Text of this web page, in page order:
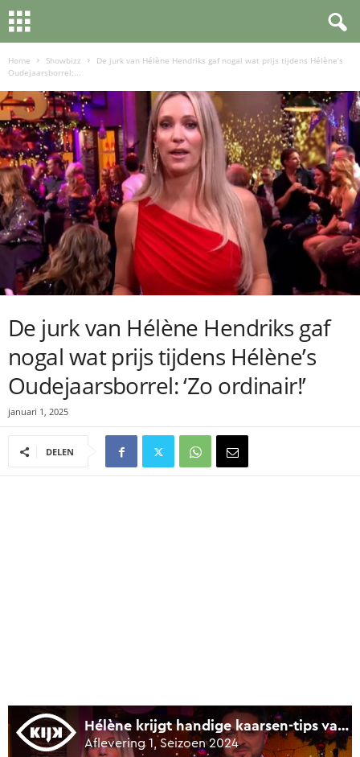
Home Showbizz
De jurk van Hélène Hendriks gaf nogal wat prijs tijdens Hélène’s
Oudejaarsborrel:...
De jurk van Hélène Hendriks gaf
nogal wat prijs tijdens Hélène’s
Oudejaarsborrel: ‘Zo ordinair!’
januari 1, 2025
DELEN